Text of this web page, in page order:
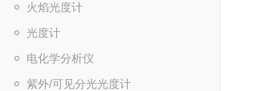
火焰光度计
光度计
电化学分析仪
紫外/可见分光光度计